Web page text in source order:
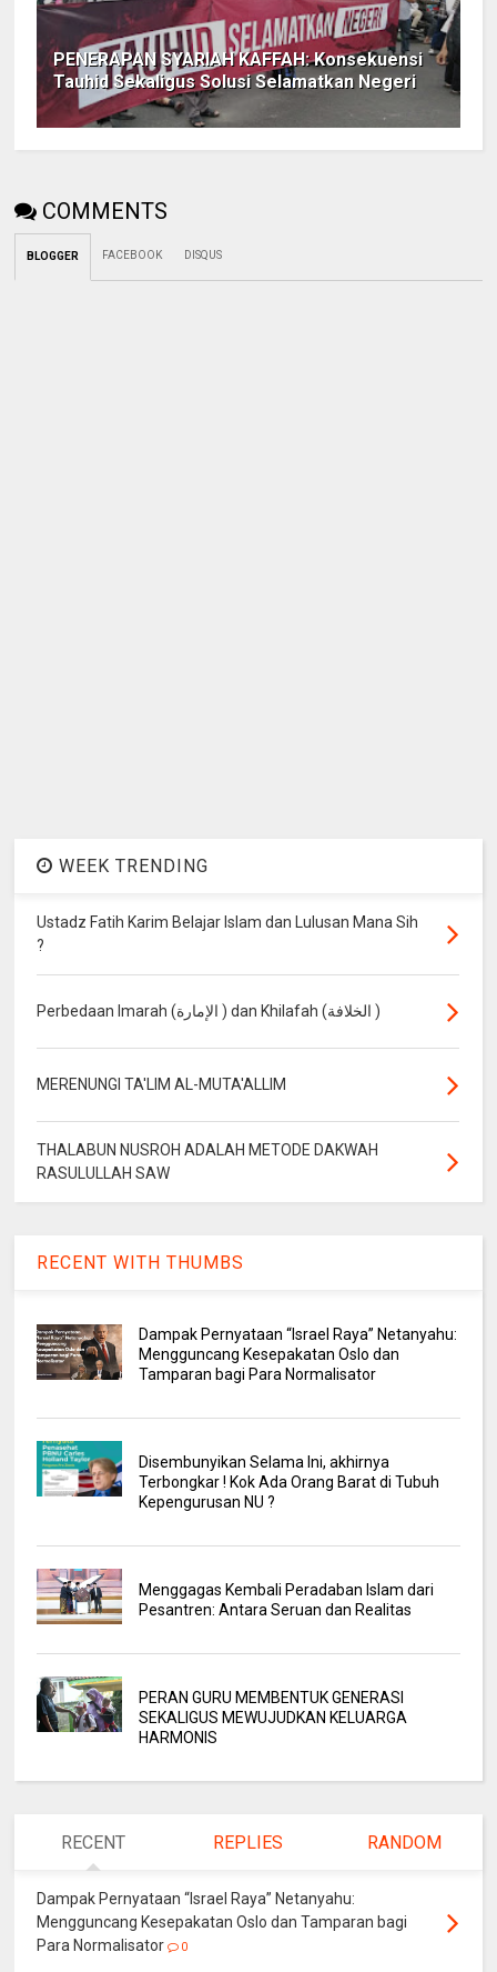
PENERAPAN SYARIAH KAFFAH: Konsekuensi
Tauhid Sekaligus Solusi Selamatkan Negeri
COMMENTS
BLOGGER FACEBOOK DISQUS
WEEK TRENDING
Ustadz Fatih Karim Belajar Islam dan Lulusan Mana Sih
?
Perbedaan Imarah (الإمارة ) dan Khilafah (الخلافة )
MERENUNGI TA'LIM AL-MUTA'ALLIM
THALABUN NUSROH ADALAH METODE DAKWAH
RASULULLAH SAW
RECENT WITH THUMBS
Dampak Pernyataan “Israel Raya” Netanyahu:
Mengguncang Kesepakatan Oslo dan
Tamparan bagi Para Normalisator
Disembunyikan Selama Ini, akhirnya
Terbongkar ! Kok Ada Orang Barat di Tubuh
Kepengurusan NU ?
Menggagas Kembali Peradaban Islam dari
Pesantren: Antara Seruan dan Realitas
PERAN GURU MEMBENTUK GENERASI
SEKALIGUS MEWUJUDKAN KELUARGA
HARMONIS
RECENT REPLIES RANDOM
Dampak Pernyataan “Israel Raya” Netanyahu:
Mengguncang Kesepakatan Oslo dan Tamparan bagi
Para Normalisator
0